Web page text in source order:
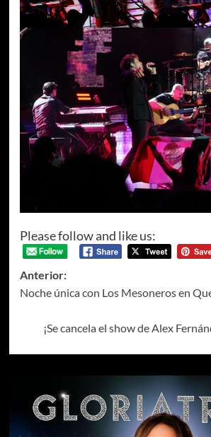
Please follow and like us:
Anterior:
Noche única con Los Mesoneros en
¡Se cancela el show de Alex